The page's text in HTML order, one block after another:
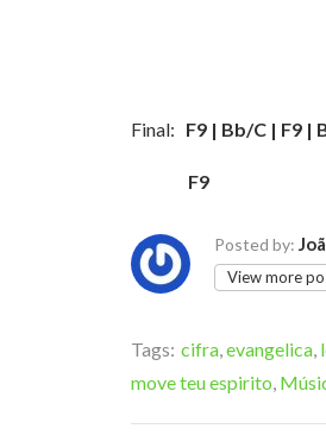
Final: F9 | Bb/C | F9 |
F9
Posted by:
View more
Tags: cifra evangelica
move teu espirito